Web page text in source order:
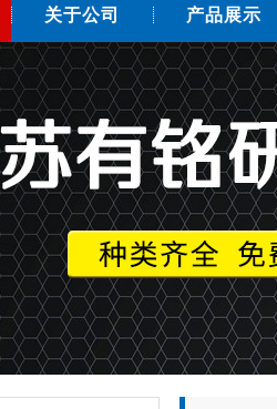
关于公司 产品展示